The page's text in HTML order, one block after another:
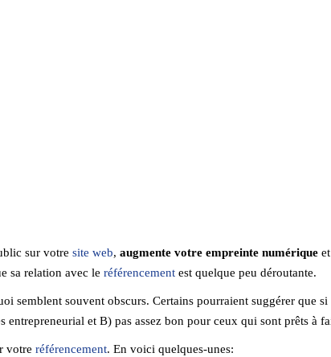
sur votre site web, augmente votre empreinte numérique et
sa relation avec le référencement est quelque peu déroutante.
semblent souvent obscurs. Certains pourraient suggérer que
entrepreneurial et B) pas assez bon pour ceux qui sont prêts à
votre référencement. En voici quelques-unes: